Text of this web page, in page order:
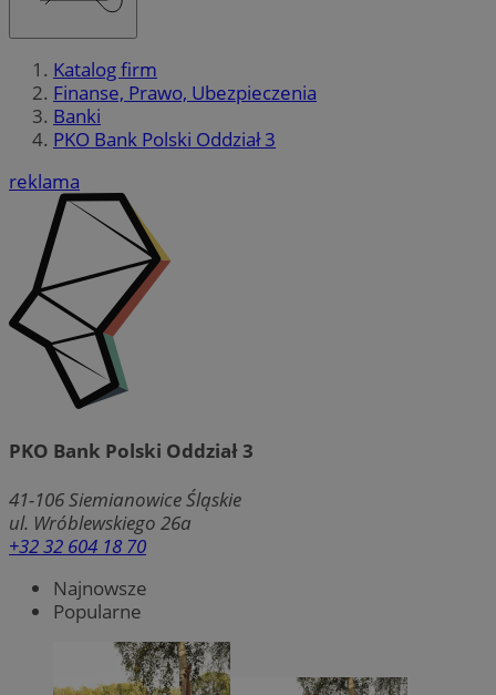
Katalog firm
Finanse, Prawo, Ubezpieczenia
Banki
PKO Bank Polski Oddział 3
reklama
PKO Bank Polski Oddział 3
41-106Siemianowice Śląskie
ul. Wróblewskiego 26a
+32 32 604 18 70
Najnowsze
Popularne